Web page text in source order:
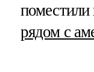
поместили
рядом с